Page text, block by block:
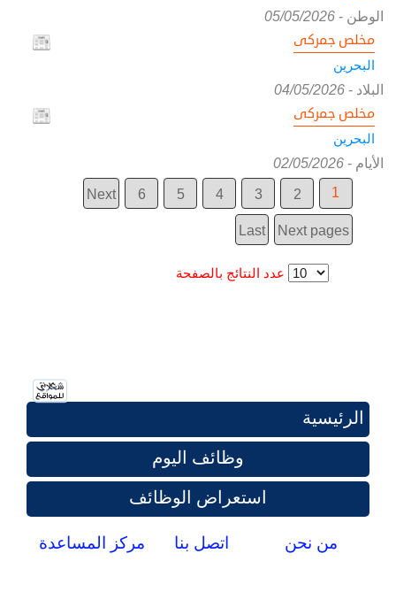
الوطن -
05/05/2026
مخلص جمركى
البحرين
البلاد -
04/05/2026
مخلص جمركى
البحرين
الأيام -
02/05/2026
1
2
3
4
5
6
Next
Next pages
Last
عدد النتائج بالصفحة
الرئيسية
وظائف اليوم
استعراض الوظائف
من نحن اتصل بنا مركز المساعدة